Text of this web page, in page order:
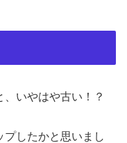
いやはや古い！？
したかと思いまし